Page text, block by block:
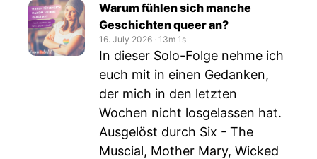
Warum fühlen sich manche
Geschichten queer an?
16. July 2026 ‧ 13m 1s
In dieser Solo-Folge nehme ich
euch mit in einen Gedanken,
der mich in den letzten
Wochen nicht losgelassen hat.
Ausgelöst durch Six - The
Muscial, Mother Mary, Wicked